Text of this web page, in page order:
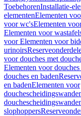
ToebehorenInstallatie-
elementenElementen
voor wc'sElementen
Elementen voor
voor Elementen voor
urinoirs
voor douches met
Elementen voor
douches en baden
en badenElementen voor
slophoppers